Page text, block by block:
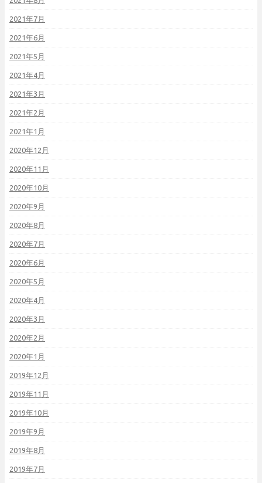
2021年7月
2021年6月
2021年5月
2021年4月
2021年3月
2021年2月
2021年1月
2020年12月
2020年11月
2020年10月
2020年9月
2020年8月
2020年7月
2020年6月
2020年5月
2020年4月
2020年3月
2020年2月
2020年1月
2019年12月
2019年11月
2019年10月
2019年9月
2019年8月
2019年7月